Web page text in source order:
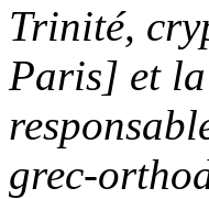
Trinité,
Paris] et
grec-